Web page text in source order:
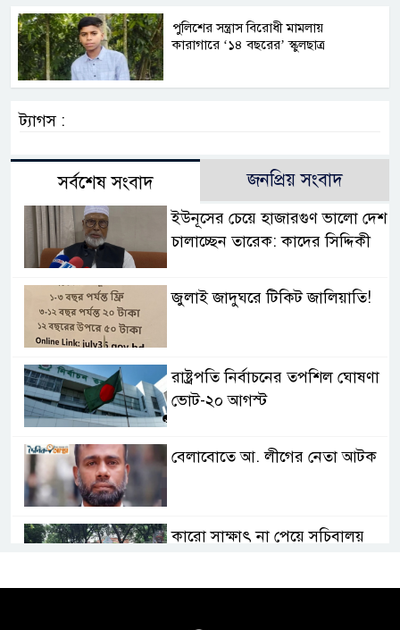
পুলিশের সন্ত্রাস বিরোধী মামলায়
কারাগারে ‘১৪ বছরের’ স্কুলছাত্র
ট্যাগস :
সর্বশেষ সংবাদ জনপ্রিয় সংবাদ
ইউনূসের চেয়ে হাজারগুণ ভালো দেশ
চালাচ্ছেন তারেক: কাদের সিদ্দিকী
জুলাই জাদুঘরে টিকিট জালিয়াতি!
রাষ্ট্রপতি নির্বাচনের তপশিল ঘোষণা
ভোট-২০ আগস্ট
বেলাবোতে আ. লীগের নেতা আটক
কারো সাক্ষাৎ না পেয়ে সচিবালয়